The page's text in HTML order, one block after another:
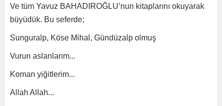
Ve tüm Yavuz BAHADIROĞLU’nun kitaplarını okuyarak
büyüdük. Bu seferde;
Sunguralp, Köse Mihal, Gündüzalp olmuş
Vurun aslanlarım...
Koman yiğitlerim...
Allah Allah...